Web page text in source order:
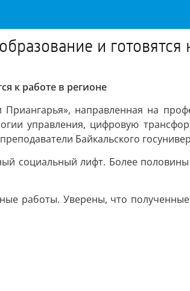
и готовятся
к работе в регионе
направленная на
управления, цифровую
Байкальского
социальный лифт. Более
работы. Уверены, что